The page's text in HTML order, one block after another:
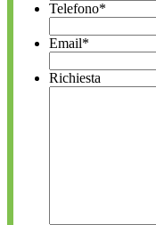
Telefono*
Email*
Richiesta